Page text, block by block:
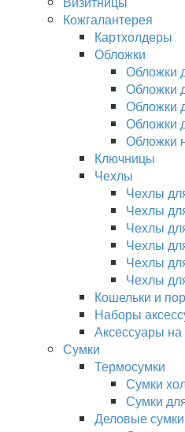
Кожгалантерея
Картхолдеры
Обложки
Обложки
Обложки
Обложки
Обложки
Обложки
Ключницы
Чехлы
Чехлы
Чехлы
Чехлы
Чехлы
Чехлы
Чехлы
Кошельки и
Наборы
Аксессуары на
Сумки
Термосумки
Сумки
Сумки
Деловые сумки